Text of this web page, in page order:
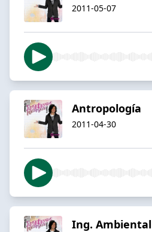
2011-05-07
Antropología
2011-04-30
Ing. Ambiental